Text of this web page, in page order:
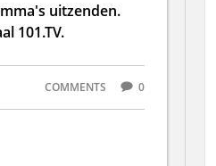
uitzenden.
101.TV.
COMMENTS 0